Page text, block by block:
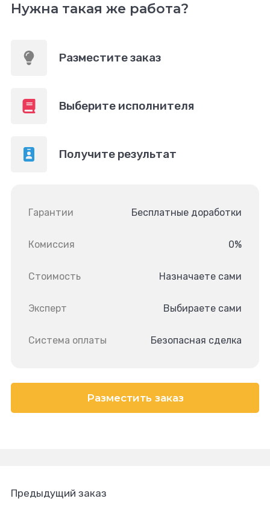
Нужна такая же работа?
Разместите заказ
Выберите исполнителя
Получите результат
Гарантии Бесплатные доработки
Комиссия 0%
Стоимость Назначаете сами
Эксперт Выбираете сами
Система оплаты Безопасная сделка
Разместить заказ
Предыдущий заказ